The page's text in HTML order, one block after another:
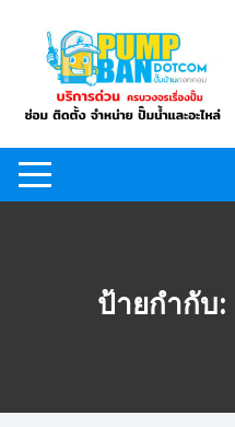
content
ป้ายกำกับ: